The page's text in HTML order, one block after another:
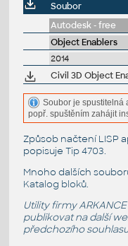
Soubor
Autodesk - free
Object Enablers
2014
Soubor je spustitelná
popř. spuštěním zahájit
Způsob načtení LISP
popisuje Tip 4703.
Mnoho dalších
Katalog bloků.
Utility firmy
publikovat na další
předchozího